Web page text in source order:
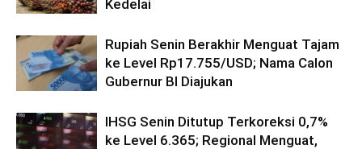
Kedelai
Rupiah Senin Berakhir Menguat Tajam
ke Level Rp17.755/USD; Nama Calon
Gubernur BI Diajukan
IHSG Senin Ditutup Terkoreksi 0,7%
ke Level 6.365; Regional Menguat,